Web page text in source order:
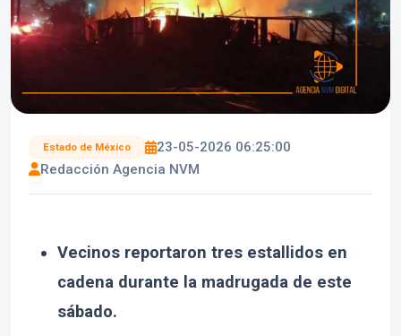
Estado de México
23-05-2026 06:25:00
Redacción Agencia NVM
Vecinos reportaron tres estallidos en
cadena durante la madrugada de este
sábado.